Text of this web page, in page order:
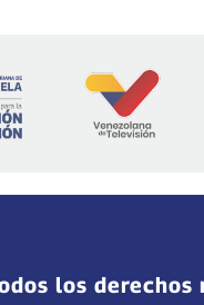
los derechos